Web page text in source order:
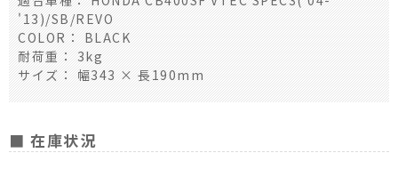
'13)/SB/REVO
COLOR： BLACK
耐荷重： 3kg
サイズ： 幅343 × 長190mm
■ 在庫状況